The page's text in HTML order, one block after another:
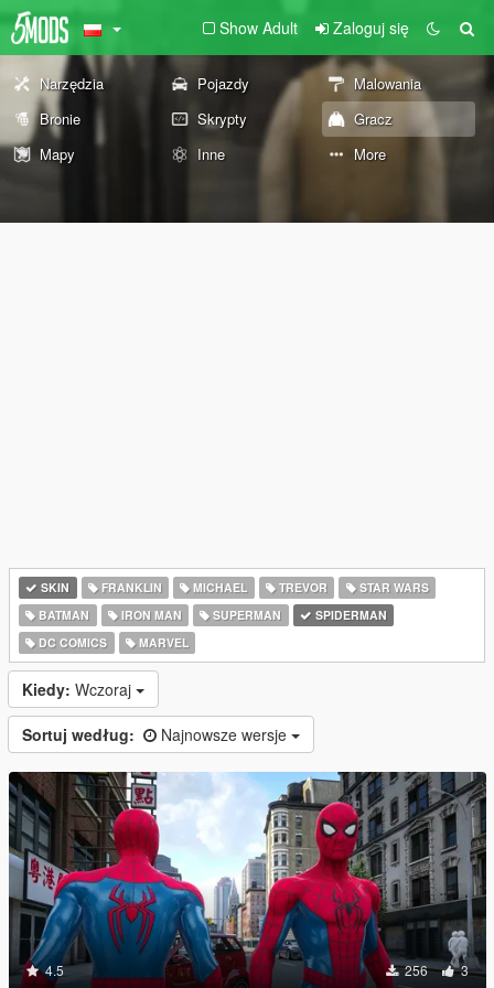
Show Adult Zaloguj się
Narzędzia Pojazdy
Malowania
Bronie
Skrypty
Gracz
Mapy
Inne More
SKIN FRANKLIN MICHAEL TREVOR
STAR WARS
BATMAN
IRON MAN SUPERMAN
SPIDERMAN
DC COMICS
MARVEL
Kiedy: Wczoraj
Sortuj według: Najnowsze wersje
4.5 256 3